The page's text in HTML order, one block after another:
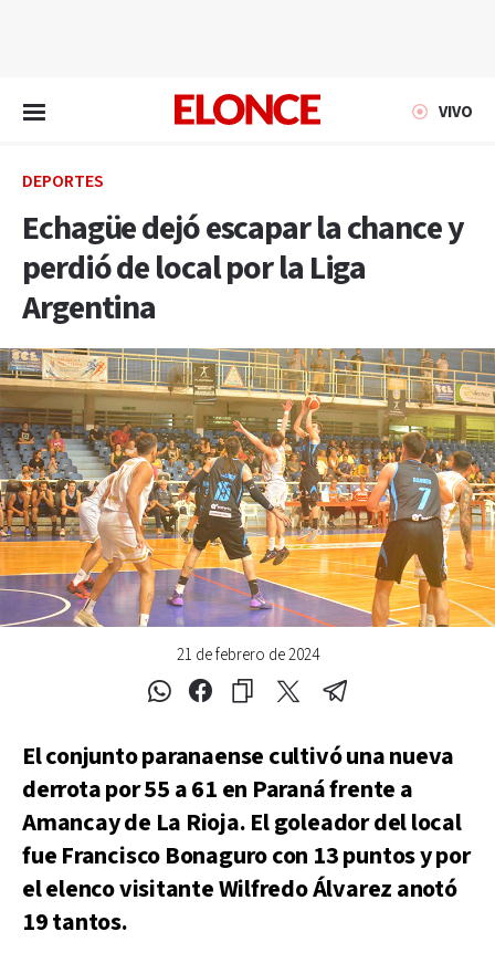
VIVO
DEPORTES
Echagüe dejó escapar la chance y
perdió de local por la Liga
Argentina
21 de febrero de 2024
El conjunto paranaense cultivó una nueva
derrota por 55 a 61 en Paraná frente a
Amancay de La Rioja. El goleador del local
fue Francisco Bonaguro con 13 puntos y por
el elenco visitante Wilfredo Álvarez anotó
19 tantos.